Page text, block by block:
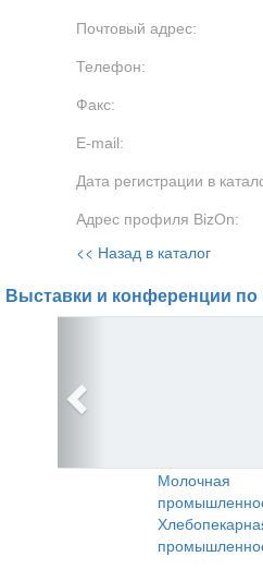
Почтовый адрес:
Телефон:
Факс:
E-mail:
Дата регистрации в
Адрес профиля BizOn:
<< Назад в каталог
Выставки и конференции по
Молочная